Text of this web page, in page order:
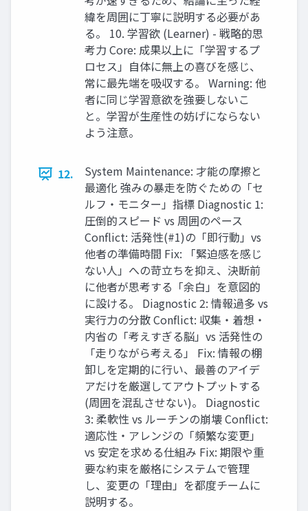
緯を周囲に丁寧に説明する必要があ
る。 10. 学習欲 (Learner) - 戦略的思
考力 Core: 成果以上に「学習するプ
ロセス」自体に無上の喜びを感じ、
常に最先端を吸収する。 Warning: 他
者に同じ学習意欲を強要しないこ
と。学習が生産性の妨げにならない
よう注意。
12.
System Maintenance: 才能の摩擦と
最適化 強みの暴走を防ぐための「セ
ルフ・モニター」指標 Diagnostic 1:
圧倒的スピード vs 周囲のペース
Conflict: 活発性(#1)の「即行動」vs
他者の準備時間 Fix: 「緊迫感を感じ
ない人」への苛立ちを抑え、決断前
に他者が思考する「余白」を意図的
に設ける。 Diagnostic 2: 情報過多 vs
実行力の分散 Conflict: 収集・着想・
内省の「考えすぎる脳」vs 活発性の
「走りながら考える」 Fix: 情報の棚
卸しを定期的に行い、最善のアイデ
アだけを厳選してアウトプットする
(周囲を混乱させない)。 Diagnostic
3: 柔軟性 vs ルーチンの崩壊 Conflict:
適応性・アレンジの「頻繁な変更」
vs 安定を求める仕組み Fix: 期限や重
要な約束を厳格にシステムで管理
し、変更の「理由」を都度チームに
説明する。